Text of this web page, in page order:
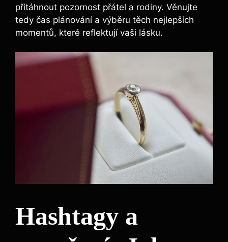
přitáhnout pozornost přátel a rodiny. Věnujte
tedy čas plánování a výběru těch nejlepších
momentů, které reflektují vaši lásku.
Hashtagy a